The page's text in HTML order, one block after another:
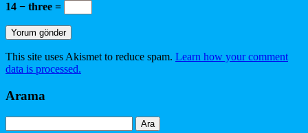
14 − three =
This site uses Akismet to reduce spam. Learn how your comment
data is processed.
Arama